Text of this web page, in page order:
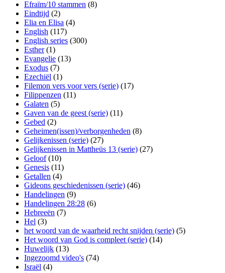
Efraïm/10 stammen (8)
Eindtijd (2)
Elia en Elisa (4)
English (117)
English series (300)
Esther(1)
Evangelie (13)
Exodus (7)
Ezechiël (1)
Filemon vers voor vers (serie) (17)
Filippenzen (11)
Galaten (5)
Gaven van de geest (serie) (11)
Gebed (2)
Geheimen(issen)/verborgenheden (8)
Gelijkenissen (serie) (27)
Gelijkenissen in Mattheüs 13 (serie) (27)
Geloof(10)
Genesis (11)
Getallen (4)
Gideons geschiedenissen (serie) (46)
Handelingen (9)
Handelingen 28:28 (6)
Hebreeën (7)
Hel (3)
het woord van de waarheid recht snijden (serie) (5)
Het woord van God is compleet (serie) (14)
Huwelijk (13)
Ingezoomd video's (74)
Israël (4)